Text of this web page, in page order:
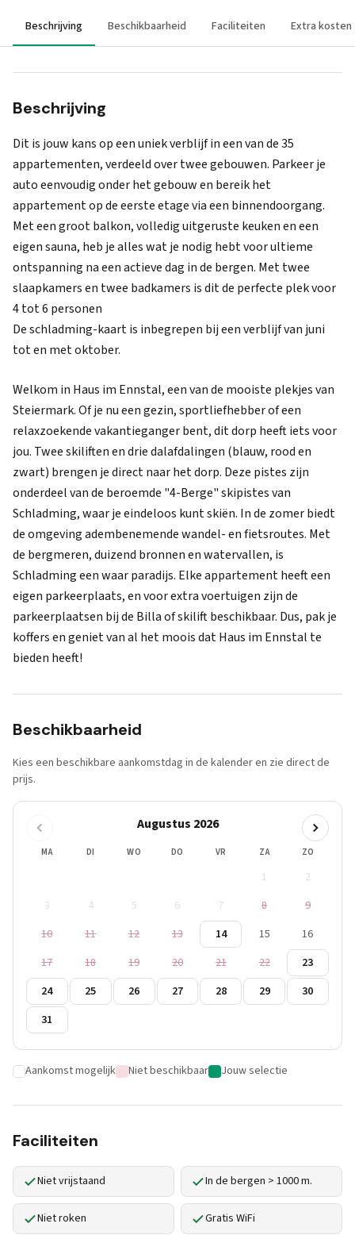
Beschrijving Beschikbaarheid Faciliteiten Extra kosten
Beschrijving
Dit is jouw kans op een uniek verblijf in een van de 35
appartementen, verdeeld over twee gebouwen. Parkeer je
auto eenvoudig onder het gebouw en bereik het
appartement op de eerste etage via een binnendoorgang.
Met een groot balkon, volledig uitgeruste keuken en een
eigen sauna, heb je alles wat je nodig hebt voor ultieme
ontspanning na een actieve dag in de bergen. Met twee
slaapkamers en twee badkamers is dit de perfecte plek voor
4 tot 6 personen
De schladming-kaart is inbegrepen bij een verblijf van juni
tot en met oktober.
Welkom in Haus im Ennstal, een van de mooiste plekjes van
Steiermark. Of je nu een gezin, sportliefhebber of een
relaxzoekende vakantieganger bent, dit dorp heeft iets voor
jou. Twee skiliften en drie dalafdalingen (blauw, rood en
zwart) brengen je direct naar het dorp. Deze pistes zijn
onderdeel van de beroemde "4-Berge" skipistes van
Schladming, waar je eindeloos kunt skiën. In de zomer biedt
de omgeving adembenemende wandel- en fietsroutes. Met
de bergmeren, duizend bronnen en watervallen, is
Schladming een waar paradijs. Elke appartement heeft een
eigen parkeerplaats, en voor extra voertuigen zijn de
parkeerplaatsen bij de Billa of skilift beschikbaar. Dus, pak je
koffers en geniet van al het moois dat Haus im Ennstal te
bieden heeft!
Beschikbaarheid
Kies een beschikbare aankomstdag in de kalender en zie direct de
prijs.
Augustus 2026
MA DI WO DO VR ZA ZO
1
2
3
4 5 6 7 8
9
10
11 12 13 14 15
16
17
18 19 20 21 22
23
24
25 26 27 28 29
30
31
Aankomst mogelijk Niet beschikbaar Jouw selectie
Faciliteiten
Niet vrijstaand In de bergen > 1000 m.
Niet roken Gratis WiFi